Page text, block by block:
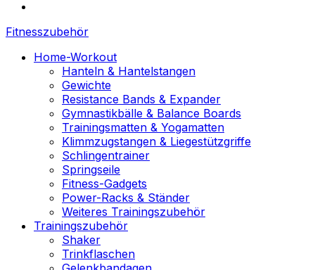
Fitnesszubehör
Home-Workout
Hanteln & Hantelstangen
Gewichte
Resistance Bands & Expander
Gymnastikbälle & Balance Boards
Trainingsmatten & Yogamatten
Klimmzugstangen & Liegestützgriffe
Schlingentrainer
Springseile
Fitness-Gadgets
Power-Racks & Ständer
Weiteres Trainingszubehör
Trainingszubehör
Shaker
Trinkflaschen